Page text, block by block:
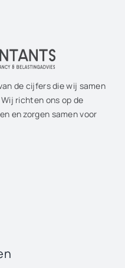
de cijfers die wij samen
richten ons op de
en zorgen samen voor